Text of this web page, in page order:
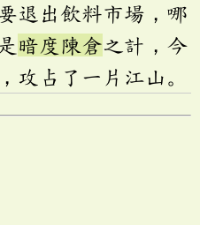
退出飲料市場，哪
暗度陳倉之計，今
攻占了一片江山。